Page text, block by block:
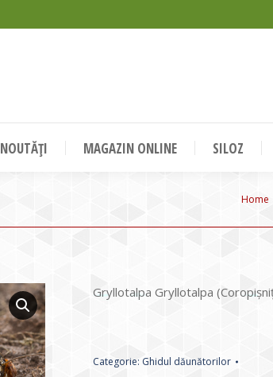
NOUTĂȚI MAGAZIN ONLINE SILOZ
You
Home
Gryllotalpa Gryllotalpa
Categorie: Ghidul dăunătorilor